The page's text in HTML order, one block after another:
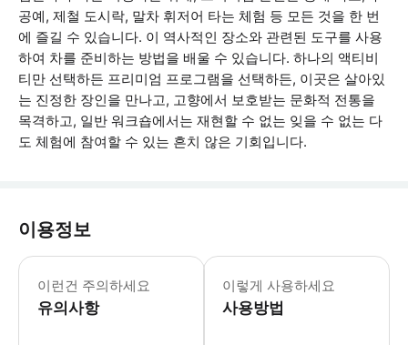
공예, 제철 도시락, 말차 휘저어 타는 체험 등 모든 것을 한 번
에 즐길 수 있습니다. 이 역사적인 장소와 관련된 도구를 사용
하여 차를 준비하는 방법을 배울 수 있습니다. 하나의 액티비
티만 선택하든 프리미엄 프로그램을 선택하든, 이곳은 살아있
는 진정한 장인을 만나고, 고향에서 보호받는 문화적 전통을
목격하고, 일반 워크숍에서는 재현할 수 없는 잊을 수 없는 다
도 체험에 참여할 수 있는 흔치 않은 기회입니다.
이용정보
이런건 주의하세요
유의사항
모든 활동은 타니무라 탱고에서 진행
이렇게 사용하세요
사용방법